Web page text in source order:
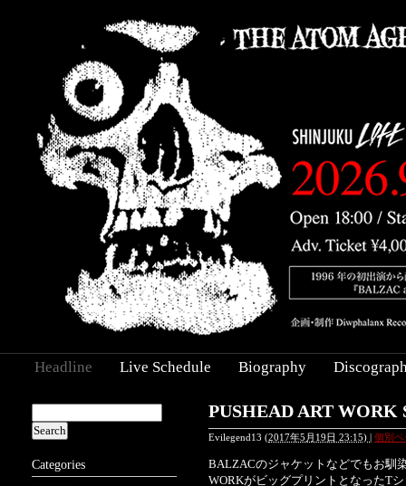
Headline Live Schedule Biography
PUSHEAD ART WORK
Evilegend13 (2017年5月19日 23:15) | 個別ペ
BALZACのジャケットなどでもお馴
WORKがビッグプリントとなったT
Categories